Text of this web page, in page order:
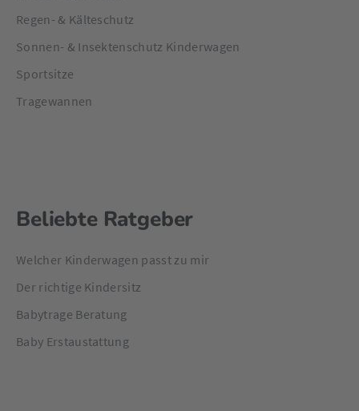
Regen- & Kälteschutz
Sonnen- & Insektenschutz Kinderwagen
Sportsitze
Tragewannen
Beliebte Ratgeber
Welcher Kinderwagen passt zu mir
Der richtige Kindersitz
Babytrage Beratung
Baby Erstaustattung